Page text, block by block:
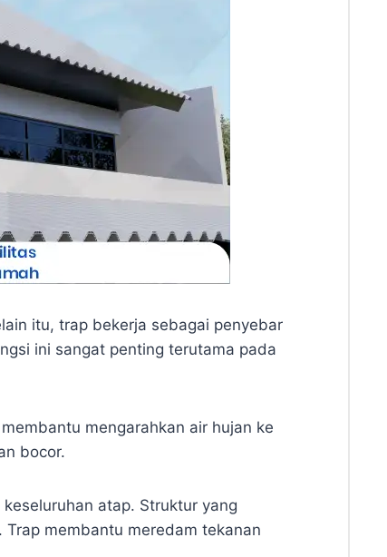
itu, trap bekerja sebagai penyebar
ini sangat penting terutama pada
mengarahkan air hujan ke
bocor.
atap. Struktur yang
. Trap membantu meredam tekanan